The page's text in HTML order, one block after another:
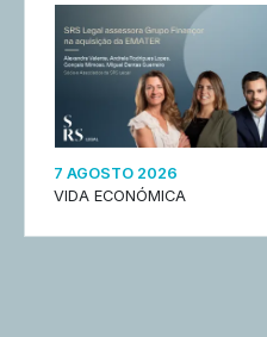
7 AGOSTO 2026
VIDA ECONÓMICA